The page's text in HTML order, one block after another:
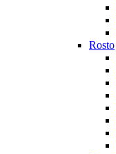
Rosto